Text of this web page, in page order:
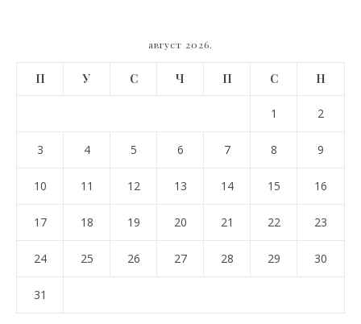
август 2026.
П У С Ч П С Н
1 2
3 4 5 6 7 8 9
10 11 12 13 14 15 16
17 18 19 20 21 22 23
24 25 26 27 28 29 30
31